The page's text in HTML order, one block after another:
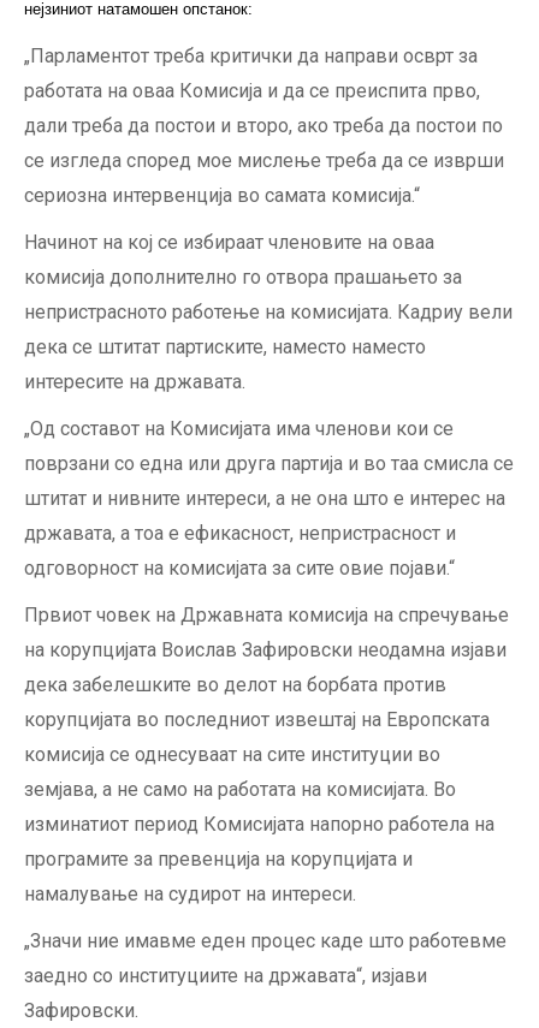
нејзиниот натамошен опстанок:
„Парламентот треба критички да направи осврт за
работата на оваа Комисија и да се преиспита прво,
дали треба да постои и второ, ако треба да постои по
се изгледа според мое мислење треба да се изврши
сериозна интервенција во самата комисија.“
Начинот на кој се избираат членовите на оваа
комисија дополнително го отвора прашањето за
непристрасното работење на комисијата. Кадриу вели
дека се штитат партиските, наместо наместо
интересите на државата.
„Од составот на Комисијата има членови кои се
поврзани со една или друга партија и во таа смисла се
штитат и нивните интереси, а не она што е интерес на
државата, а тоа е ефикасност, непристрасност и
одговорност на комисијата за сите овие појави.“
Првиот човек на Државната комисија на спречување
на корупцијата Воислав Зафировски неодамна изјави
дека забелешките во делот на борбата против
корупцијата во последниот извештај на Европската
комисија се однесуваат на сите институции во
земјава, а не само на работата на комисијата. Во
изминатиот период Комисијата напорно работела на
програмите за превенција на корупцијата и
намалување на судирот на интереси.
„Значи ние имавме еден процес каде што работевме
заедно со институциите на државата“, изјави
Зафировски.